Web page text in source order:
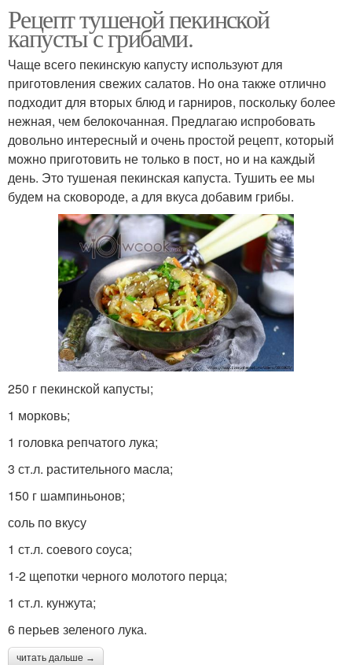
Рецепт тушеной пекинской
капусты с грибами.
Чаще всего пекинскую капусту используют для
приготовления свежих салатов. Но она также отлично
подходит для вторых блюд и гарниров, поскольку более
нежная, чем белокочанная. Предлагаю испробовать
довольно интересный и очень простой рецепт, который
можно приготовить не только в пост, но и на каждый
день. Это тушеная пекинская капуста. Тушить ее мы
будем на сковороде, а для вкуса добавим грибы.
250 г пекинской капусты;
1 морковь;
1 головка репчатого лука;
3 ст.л. растительного масла;
150 г шампиньонов;
соль по вкусу
1 ст.л. соевого соуса;
1-2 щепотки черного молотого перца;
1 ст.л. кунжута;
6 перьев зеленого лука.
читать дальше →